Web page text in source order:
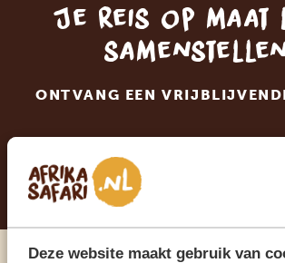
Deze website maakt gebruik van
Je reis op maat
ONTVANG EEN
STEL NU JOUW DROOMREIS